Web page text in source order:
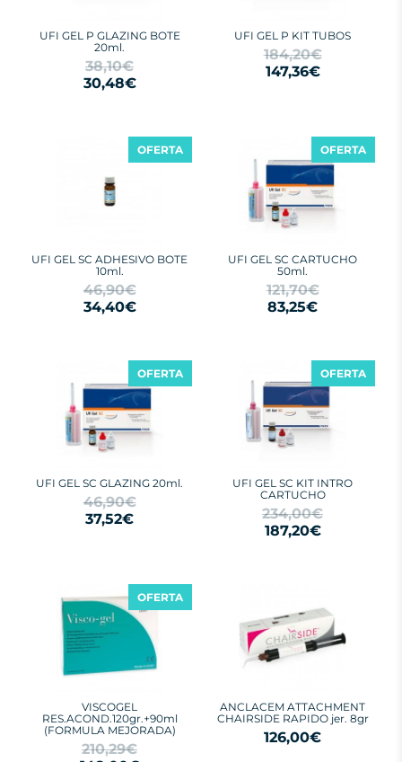
UFI GEL P GLAZING BOTE
20ml.
38,10€
30,48€
UFI GEL P KIT TUBOS
184,20€
147,36€
UFI GEL SC ADHESIVO BOTE
10ml.
46,90€
34,40€
OFERTA
UFI GEL SC CARTUCHO
50ml.
121,70€
83,25€
OFERTA
UFI GEL SC GLAZING 20ml.
46,90€
37,52€
OFERTA
UFI GEL SC KIT INTRO
CARTUCHO
234,00€
187,20€
OFERTA
VISCOGEL
RES.ACOND.120gr.+90ml
(FORMULA MEJORADA)
210,29€
OFERTA
ANCLACEM ATTACHMENT
CHAIRSIDE RAPIDO jer. 8gr
126,00€